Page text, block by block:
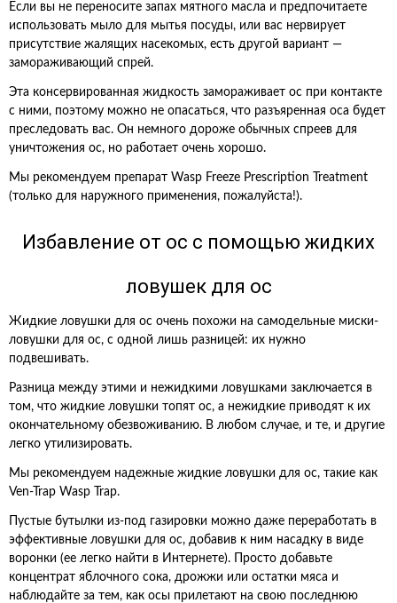
Если вы не переносите запах мятного масла и предпочитаете
использовать мыло для мытья посуды, или вас нервирует
присутствие жалящих насекомых, есть другой вариант —
замораживающий спрей.
Эта консервированная жидкость замораживает ос при контакте
с ними, поэтому можно не опасаться, что разъяренная оса будет
преследовать вас. Он немного дороже обычных спреев для
уничтожения ос, но работает очень хорошо.
Мы рекомендуем препарат Wasp Freeze Prescription Treatment
(только для наружного применения, пожалуйста!).
Избавление от ос с помощью жидких
ловушек для ос
Жидкие ловушки для ос очень похожи на самодельные миски-
ловушки для ос, с одной лишь разницей: их нужно
подвешивать.
Разница между этими и нежидкими ловушками заключается в
том, что жидкие ловушки топят ос, а нежидкие приводят к их
окончательному обезвоживанию. В любом случае, и те, и другие
легко утилизировать.
Мы рекомендуем надежные жидкие ловушки для ос, такие как
Ven-Trap Wasp Trap.
Пустые бутылки из-под газировки можно даже переработать в
эффективные ловушки для ос, добавив к ним насадку в виде
воронки (ее легко найти в Интернете). Просто добавьте
концентрат яблочного сока, дрожжи или остатки мяса и
наблюдайте за тем, как осы прилетают на свою последнюю